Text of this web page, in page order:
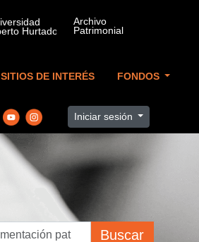
SITIOS DE INTERÉS FONDOS
Iniciar sesión
Buscar